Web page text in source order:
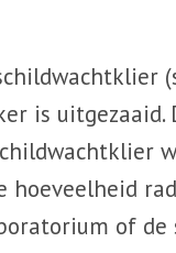
is uitgezaaid.
of